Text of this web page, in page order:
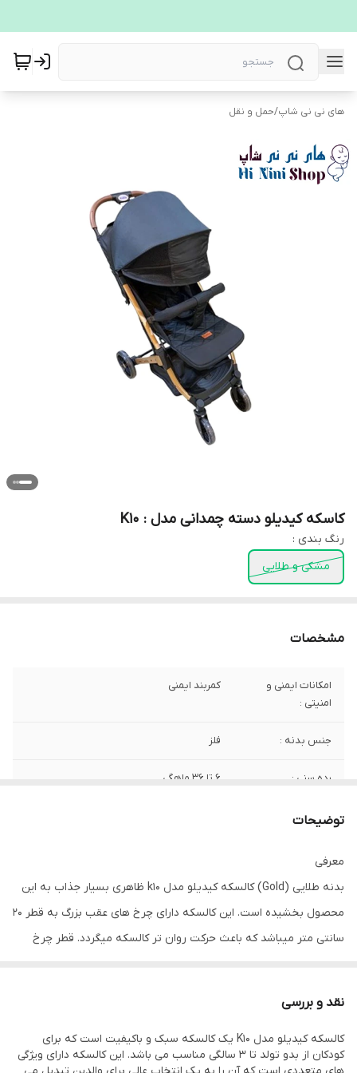
های نی نی شاپ/حمل و نقل
کاسکه کیدیلو دسته چمدانی مدل : K10
رنگ بندی :
مشکی و طلایی
مشخصات
امکانات ایمنی و
امنیتی :
کمربند ایمنی
جنس بدنه : فلز
رده سنی : 6 تا 36 ماهگی
امکانات تغییر ابعاد
امکانات همراه :
شامل : کمک فنر
امکانات حمل : چرخ
قابل تنظیم و دارای یک سبد در قسمت زیرین
کالسکه برای حمل وسایل قابل استفاده
توضیحات
معرفی
بدنه طلایی (Gold) کالسکه کیدیلو مدل k10 ظاهری بسیار جذاب به این
محصول بخشیده است. این کالسکه دارای چرخ های عقب بزرگ به قطر 20
سانتی متر میباشد که باعث حرکت روان تر کالسکه میگردد. قطر چرخ
وارده بر چرخ ها بکاهد. پشتی این کالسکه نیز قابلیت تنظیم در حالت
های مختلف نشسته تا خوابیده را دارد. این کالا به راحتی جمع شده و
حجم آن به گونه ای است که قابلیت حمل در کابین هواپیما را دارد. این
نقد و بررسی
کالسکه کیدیلو مدل K10 یک کالسکه سبک و باکیفیت است که برای
کودکان از بدو تولد تا 3 سالگی مناسب می باشد. این کالسکه دارای ویژگی